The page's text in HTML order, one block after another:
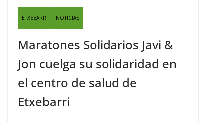
ETXEBARRI NOTICIAS
Maratones Solidarios Javi &
Jon cuelga su solidaridad en
el centro de salud de
Etxebarri